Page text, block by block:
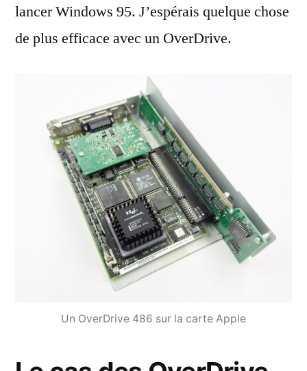
lancer Windows 95. J’espérais quelque chose
de plus efficace avec un OverDrive.
Un OverDrive 486 sur la carte Apple